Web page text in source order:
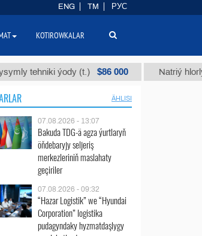
ýody (t.) $86 000 Natriý hlorly
ÄHLISI
07.08.2026 - 13:07
Bakuda TDG-ä agza ýurtlaryň
öňdebaryjy seljeriş
merkezleriniň maslahaty
geçiriler
07.08.2026 - 09:32
“Hazar Logistik” we “Hyundai
Corporation” logistika
pudagyndaky hyzmatdaşlygy
ENG TM РУС
KOTIROWKALAR